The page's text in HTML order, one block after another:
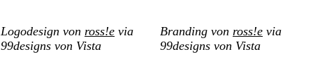
Logodesign von ross!e via
99designs von Vista
Branding von ross!e via
99designs von Vista